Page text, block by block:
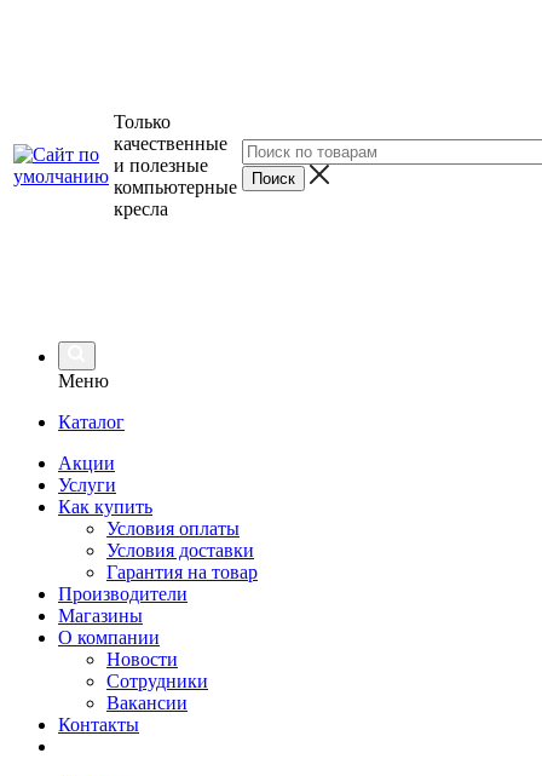
Только
качественные
и полезные
компьютерные
кресла
Меню
Каталог
Акции
Услуги
Как купить
Условия оплаты
Условия доставки
Гарантия на товар
Производители
Магазины
О компании
Новости
Сотрудники
Вакансии
Контакты